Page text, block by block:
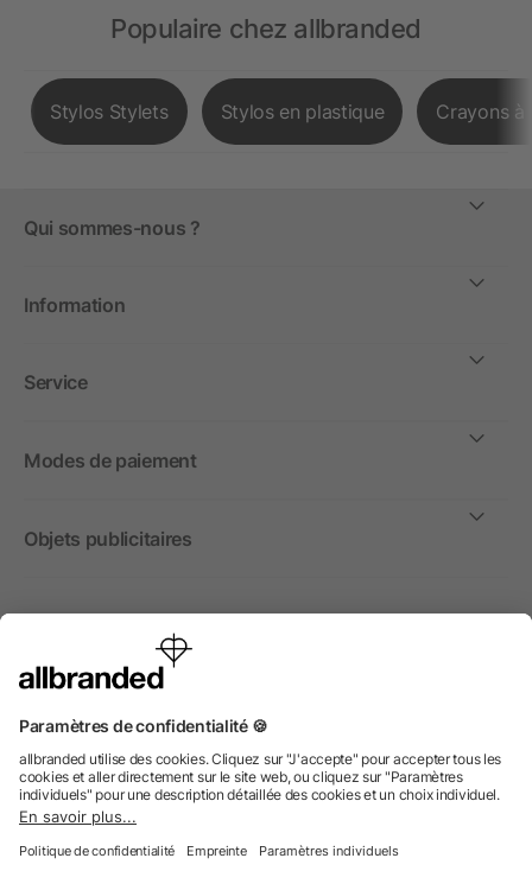
Populaire chez allbranded
Stylos Stylets Stylos en plastique Crayons à
Qui sommes-nous ?
Information
Service
Modes de paiement
Objets publicitaires
International
Nous commercialisons nos objets publicitaires et articles